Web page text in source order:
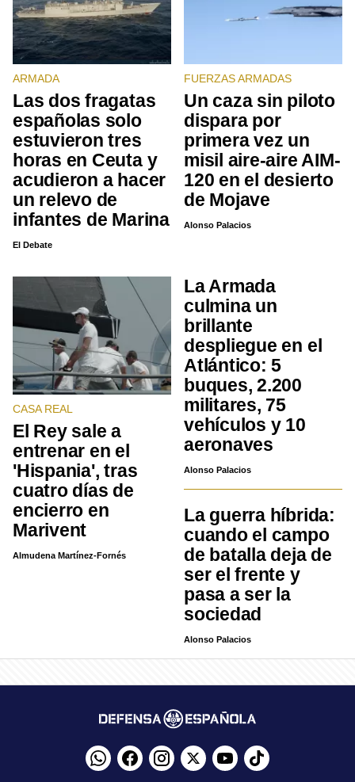
ARMADA
Las dos fragatas
españolas solo
estuvieron tres
horas en Ceuta y
acudieron a hacer
un relevo de
infantes de Marina
El Debate
FUERZAS ARMADAS
Un caza sin piloto
dispara por
primera vez un
misil aire-aire AIM-
120 en el desierto
de Mojave
Alonso Palacios
CASA REAL
El Rey sale a
entrenar en el
'Hispania', tras
cuatro días de
encierro en
Marivent
Almudena Martínez-Fornés
La Armada
culmina un
brillante
despliegue en el
Atlántico: 5
buques, 2.200
militares, 75
vehículos y 10
aeronaves
Alonso Palacios
La guerra híbrida:
cuando el campo
de batalla deja de
ser el frente y
pasa a ser la
sociedad
Alonso Palacios